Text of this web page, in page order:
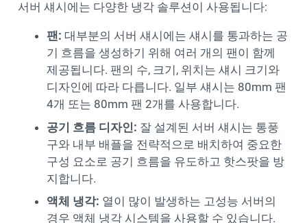
서버 섀시에는 다양한 냉각 솔루션이 사용됩니다:
팬: 대부분의 서버 섀시에는 섀시를 통과하는 공
기 흐름을 생성하기 위해 여러 개의 팬이 함께
제공됩니다. 팬의 수, 크기, 위치는 섀시 크기와
디자인에 따라 다릅니다. 일부 섀시는 80mm 팬
4개 또는 80mm 팬 2개를 사용합니다.
공기 흐름 디자인: 잘 설계된 서버 섀시는 통풍
구와 내부 배플을 전략적으로 배치하여 중요한
구성 요소로 공기 흐름을 유도하고 핫스팟을 방
지합니다.
액체 냉각: 열이 많이 발생하는 고성능 서버의
경우 액체 냉각 시스템을 사용할 수 있습니다.